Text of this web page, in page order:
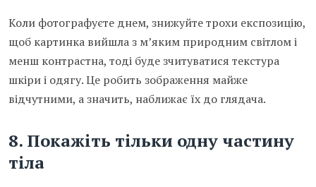
Коли фотографуєте днем, знижуйте трохи експозицію,
щоб картинка вийшла з м’яким природним світлом і
менш контрастна, тоді буде зчитуватися текстура
шкіри і одягу. Це робить зображення майже
відчутними, а значить, наближає їх до глядача.
8. Покажіть тільки одну частину
тіла